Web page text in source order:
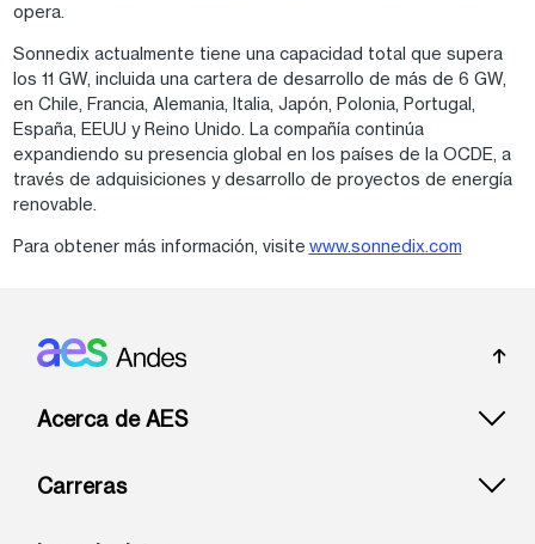
opera.
Sonnedix actualmente tiene una capacidad total que supera
los 11 GW, incluida una cartera de desarrollo de más de 6 GW,
en Chile, Francia, Alemania, Italia, Japón, Polonia, Portugal,
España, EEUU y Reino Unido. La compañía continúa
expandiendo su presencia global en los países de la OCDE, a
través de adquisiciones y desarrollo de proyectos de energía
renovable.
Para obtener más información, visite www.sonnedix.com
Footer: Andes
Acerca de AES
Carreras